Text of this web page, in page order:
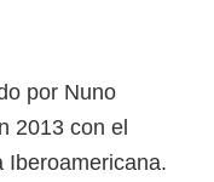
por Nuno
2013 con el
Iberoamericana.